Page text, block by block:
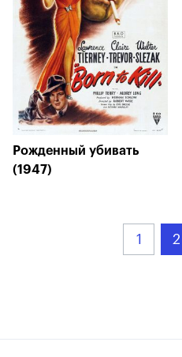
Рожденный убивать
(1947)
1 2